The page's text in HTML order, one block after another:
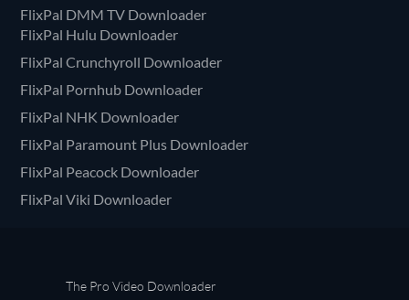
FlixPal DMM TV Downloader
FlixPal Hulu Downloader
FlixPal Crunchyroll Downloader
FlixPal Pornhub Downloader
FlixPal NHK Downloader
FlixPal Paramount Plus Downloader
FlixPal Peacock Downloader
FlixPal Viki Downloader
The Pro Video Downloader